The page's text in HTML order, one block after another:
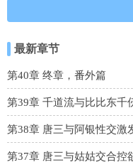
最新章节
第40章 终章，番外篇
第39章 千道流与比比东千
第38章 唐三与阿银性交激
第37章 唐三与姑姑交合控